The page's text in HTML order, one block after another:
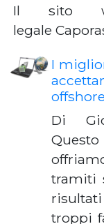
Il sito
legale
I
offshore
Di
tramiti
troppi